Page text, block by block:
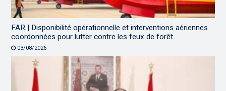
FAR | Disponibilité opérationnelle et interventions aériennes
coordonnées pour lutter contre les feux de forêt
03/08/2026